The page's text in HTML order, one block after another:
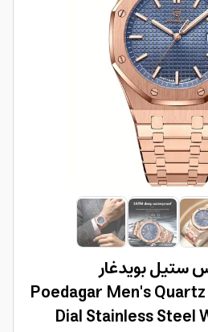
ستيل بويدغار
Poedagar Men's
Dial Stainless Steel